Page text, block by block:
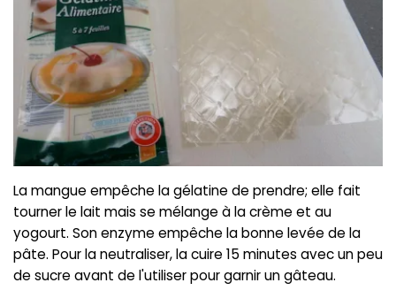
La mangue empêche la gélatine de prendre; elle fait
tourner le lait mais se mélange à la crème et au
yogourt. Son enzyme empêche la bonne levée de la
pâte. Pour la neutraliser, la cuire 15 minutes avec un peu
de sucre avant de l'utiliser pour garnir un gâteau.